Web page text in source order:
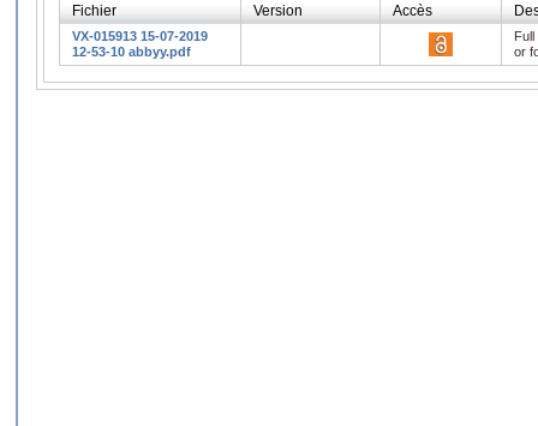
Fichier Version Accès
VX-015913 15-07-2019
12-53-10 abbyy.pdf
or